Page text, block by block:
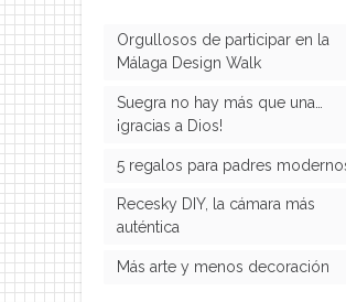
Orgullosos de participar en la
Málaga Design Walk
Suegra no hay más que una…
¡gracias a Dios!
5 regalos para padres
Recesky DIY, la cámara más
auténtica
Más arte y menos decoración